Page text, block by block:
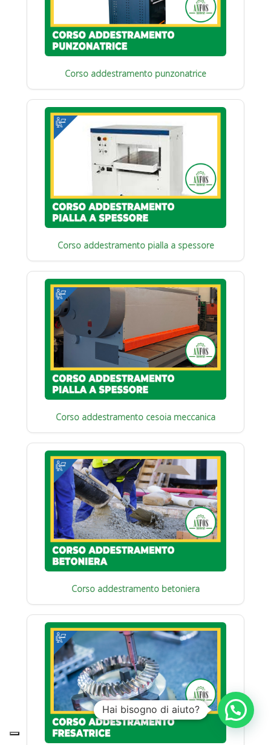
Corso addestramento punzonatrice
Corso addestramento pialla a spessore
Corso addestramento cesoia meccanica
Corso addestramento betoniera
Hai bisogno di aiuto?